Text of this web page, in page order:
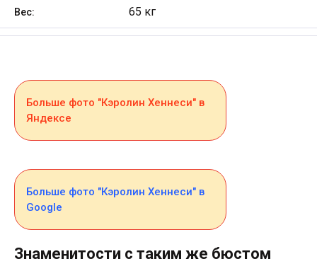
Вес: 65 кг
Больше фото "Кэролин Хеннеси" в
Яндексе
Больше фото "Кэролин Хеннеси" в
Google
Знаменитости с таким же бюстом